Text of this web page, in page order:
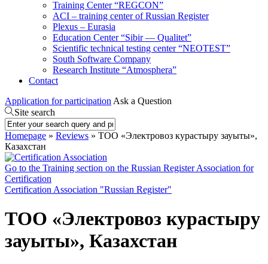
Training Center “REGCON”
ACI – training center of Russian Register
Plexus – Eurasia
Education Center “Sibir — Qualitet”
Scientific technical testing center “NEOTEST”
South Software Company
Research Institute “Atmosphera”
Contact
Application for participation Ask a Question
Site search
Homepage » Reviews » ТОО «Электровоз курастыру зауыты»,
Казахстан
Go to the Training section on the Russian Register Association for
Certification
Certification Association "Russian Register"
ТОО «Электровоз курастыру
зауыты», Казахстан